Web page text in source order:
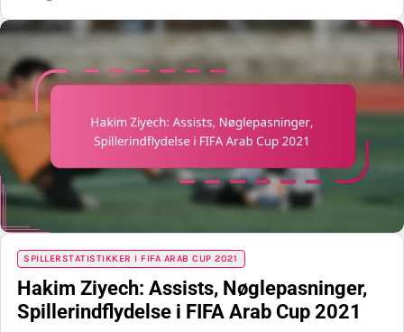
SPILLERSTATISTIKKER I FIFA ARAB CUP 2021
Hakim Ziyech: Assists, Nøglepasninger,
Spillerindflydelse i FIFA Arab Cup 2021